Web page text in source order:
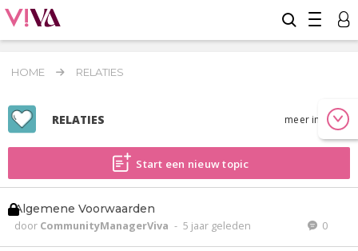
HOME RELATIES
RELATIES meer info
Start een nieuw topic
Algemene Voorwaarden
door CommunityManagerViva - 5 jaar geleden 0